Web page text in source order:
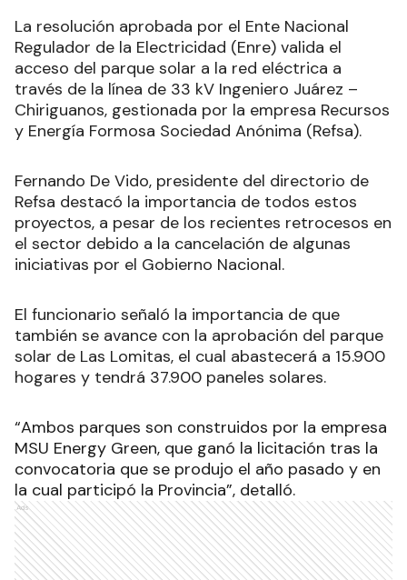
La resolución aprobada por el Ente Nacional
Regulador de la Electricidad (Enre) valida el
acceso del parque solar a la red eléctrica a
través de la línea de 33 kV Ingeniero Juárez –
Chiriguanos, gestionada por la empresa Recursos
y Energía Formosa Sociedad Anónima (Refsa).
Fernando De Vido, presidente del directorio de
Refsa destacó la importancia de todos estos
proyectos, a pesar de los recientes retrocesos en
el sector debido a la cancelación de algunas
iniciativas por el Gobierno Nacional.
El funcionario señaló la importancia de que
también se avance con la aprobación del parque
solar de Las Lomitas, el cual abastecerá a 15.900
hogares y tendrá 37.900 paneles solares.
“Ambos parques son construidos por la empresa
MSU Energy Green, que ganó la licitación tras la
convocatoria que se produjo el año pasado y en
la cual participó la Provincia”, detalló.
Ads